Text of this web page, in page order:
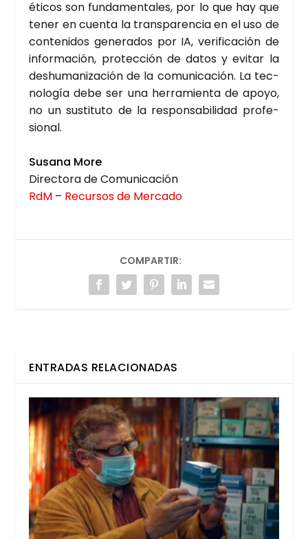
éti­cos son fun­da­men­ta­les, por lo que hay que
tener en cuen­ta la trans­pa­ren­cia en el uso de
con­te­ni­dos gene­ra­dos por IA, veri­fi­ca­ción de
infor­ma­ción, pro­tec­ción de datos y evi­tar la
des­hu­ma­ni­za­ción de la comu­ni­ca­ción. La tec­
no­lo­gía debe ser una herra­mien­ta de apo­yo,
no un sus­ti­tu­to de la res­pon­sa­bi­li­dad pro­fe­
sio­nal.
Susa­na More
Direc­to­ra de Comu­ni­ca­ción
RdM – Recur­sos de Mer­ca­do
COMPARTIR:
ENTRADAS RELACIONADAS